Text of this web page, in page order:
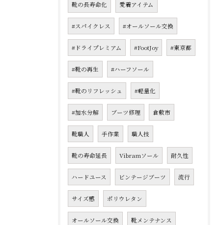
靴の長寿命化 愛着アイテム
#スパイクレス #オールソール交換
#ドライプレミアム #FootJoy #東京都
#靴の再生 #ハーフソール
#靴のリフレッシュ #軽量化
#加水分解 ブーツ修理 倉敷市
靴職人 手作業 職人技
靴の寿命延長 Vibramソール 耐久性
ハードユース ビンテージブーツ 流行
サイズ感 ポリウレタン
オールソール交換 靴メンテナンス